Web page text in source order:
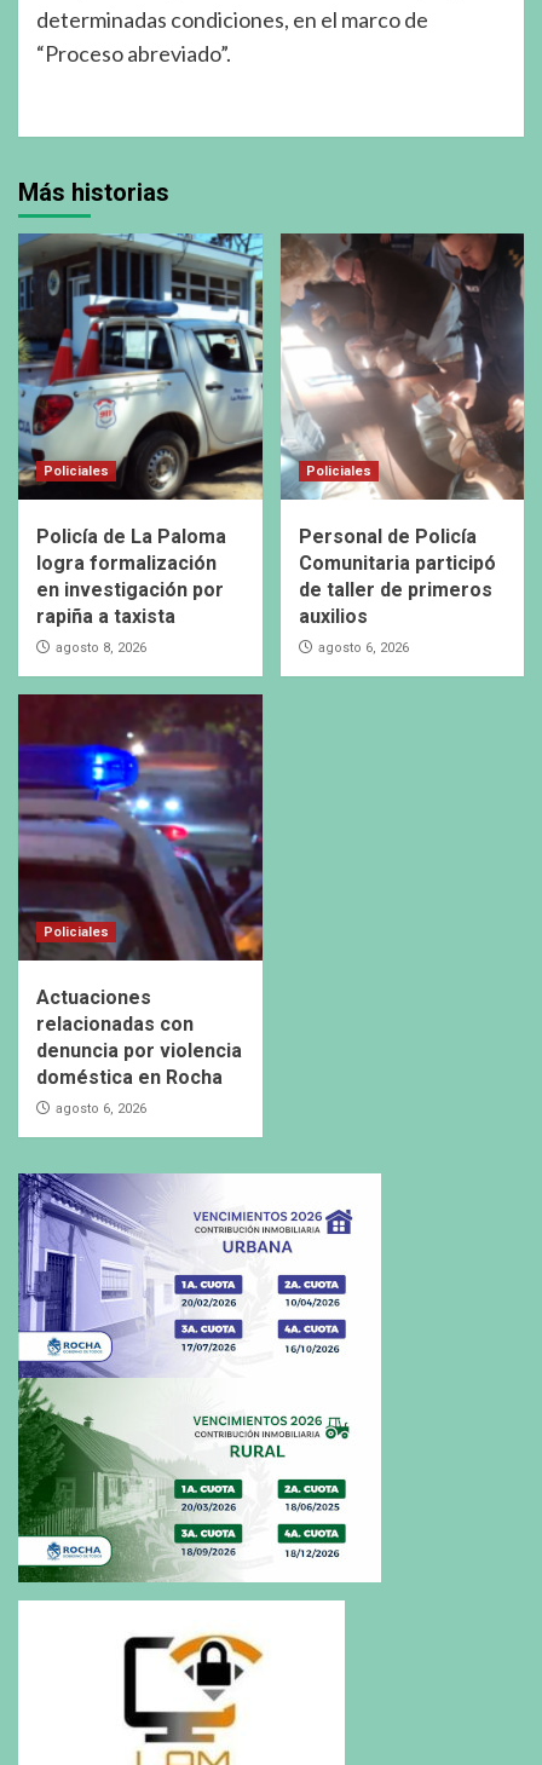
determinadas condiciones, en el marco de
“Proceso abreviado”.
Más historias
Policiales
Policía de La Paloma
logra formalización
en investigación por
rapiña a taxista
agosto 8, 2026
Policiales
Personal de Policía
Comunitaria participó
de taller de primeros
auxilios
agosto 6, 2026
Policiales
Actuaciones
relacionadas con
denuncia por violencia
doméstica en Rocha
agosto 6, 2026